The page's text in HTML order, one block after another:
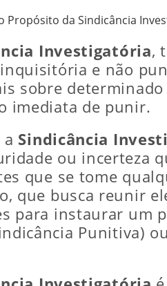
Propósito da Sindicância
Investigatória,
e não
sobre
imediata de punir.
Sindicância
ou incerteza
que se tome
que busca reunir
para instaurar um
Punitiva)